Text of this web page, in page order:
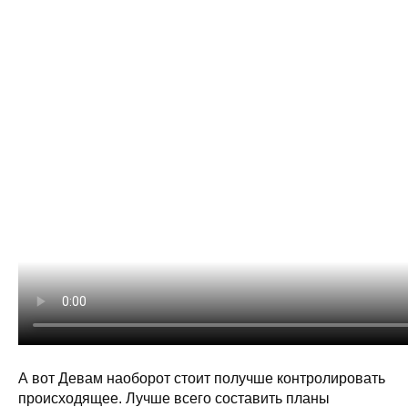
А вот Девам наоборот стоит получше контролировать
происходящее. Лучше всего составить планы